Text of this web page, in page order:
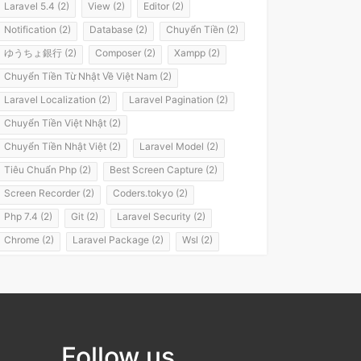
Laravel 5.4 (2)
View (2)
Editor (2)
Notification (2)
Database (2)
Chuyển Tiền (2)
ゆうちょ銀行 (2)
Composer (2)
Xampp (2)
Chuyển Tiền Từ Nhật Về Việt Nam (2)
Laravel Localization (2)
Laravel Pagination (2)
Chuyển Tiền Việt Nhật (2)
Chuyển Tiền Nhật Việt (2)
Laravel Model (2)
Tiêu Chuẩn Php (2)
Best Screen Capture (2)
Screen Recorder (2)
Coders.tokyo (2)
Php 7.4 (2)
Git (2)
Laravel Security (2)
Chrome (2)
Laravel Package (2)
Wsl (2)
Luyện Nói Tiếng Nhật (1)
Shadowing (1)